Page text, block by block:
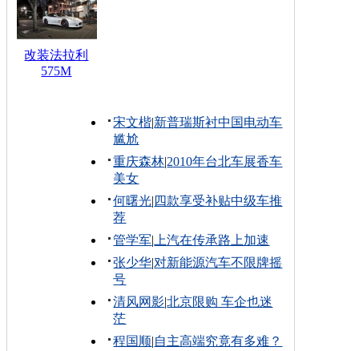
改装法拉利
575M
宋文楷|新普瑞斯衬中国电动车
尴尬
重庆森林|2010年台北车展香车
美女
何曙光| 四款享受补贴中级车推
荐
管学军| 上汽在传承路上加速
张少华|对新能源汽车不限牌摇
号
清风网影|北京限购 车企也迷
茫
程国顺|自主高端究竟有多难？